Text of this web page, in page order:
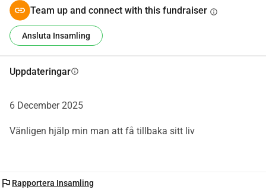
Team up and connect with this fundraiser info
Ansluta Insamling
Uppdateringarinfo
6 December 2025
Vänligen hjälp min man att få tillbaka sitt liv
flag Rapportera Insamling